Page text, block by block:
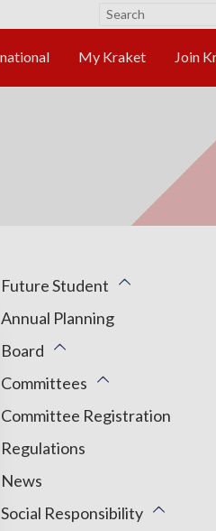
Future Student
Annual Planning
Board
Committees
Committee Registration
Regulations
News
Social Responsibility